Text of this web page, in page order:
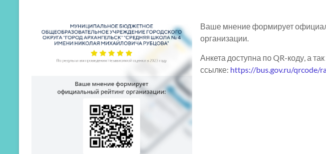
Ваше мнение формирует
организации.
Анкета доступна по QR-коду, а
ссылке: https://bus.gov.ru/qrcode/